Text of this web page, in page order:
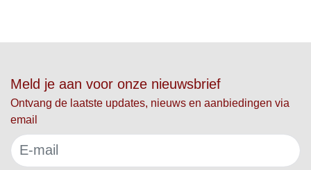
Meld je aan voor onze nieuwsbrief
Ontvang de laatste updates, nieuws en aanbiedingen via
email